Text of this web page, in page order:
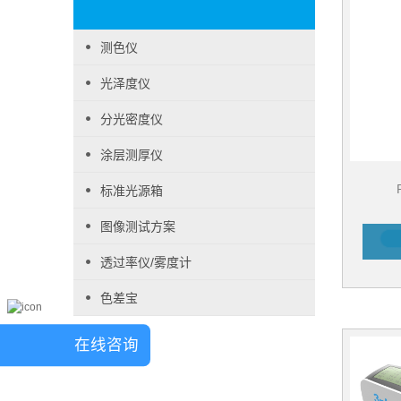
测色仪
光泽度仪
分光密度仪
涂层测厚仪
标准光源箱
图像测试方案
透过率仪/雾度计
色差宝
在线咨询